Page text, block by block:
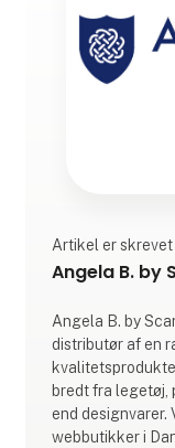
Artikel er skrevet
Angela B. by
Angela B. by
distributør af en
bredt fra legetøj,
end
webbutikker i